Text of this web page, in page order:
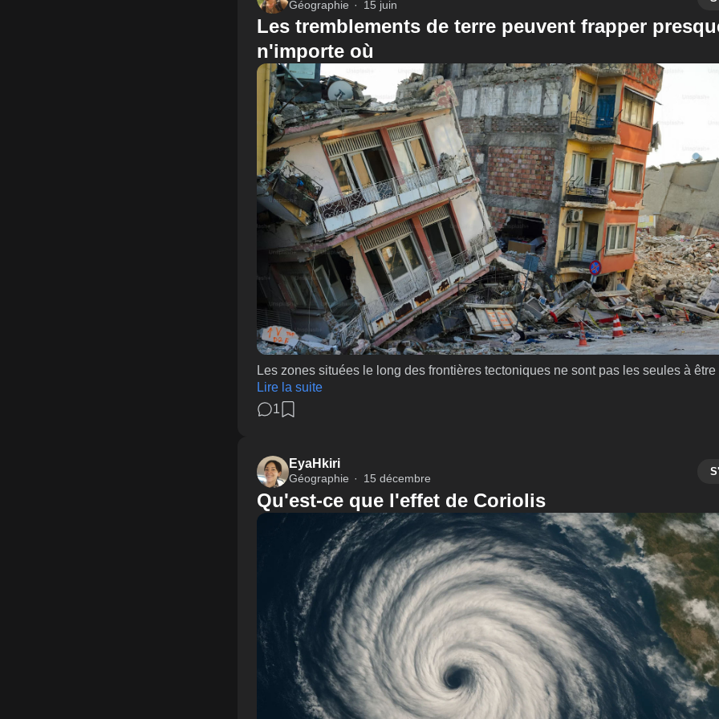
Géographie 15 juin
Les tremblements de terre peuvent frapper
n'importe où
Les zones situées le long des frontières tectoniques ne sont pas les seules à être
Lire la suite
1
EyaHkiri
Géographie 15 décembre
Qu'est-ce que l'effet de Coriolis